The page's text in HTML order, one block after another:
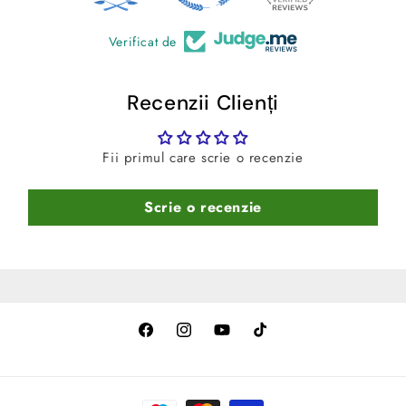
Verificat de
Recenzii Clienți
Fii primul care scrie o recenzie
Scrie o recenzie
FacebookInstagramYouTubeTikTok
Metode